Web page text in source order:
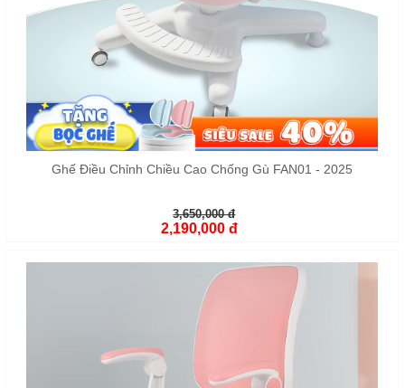
Ghế Điều Chỉnh Chiều Cao Chống Gù FAN01 - 2025
3,650,000 đ
2,190,000 đ